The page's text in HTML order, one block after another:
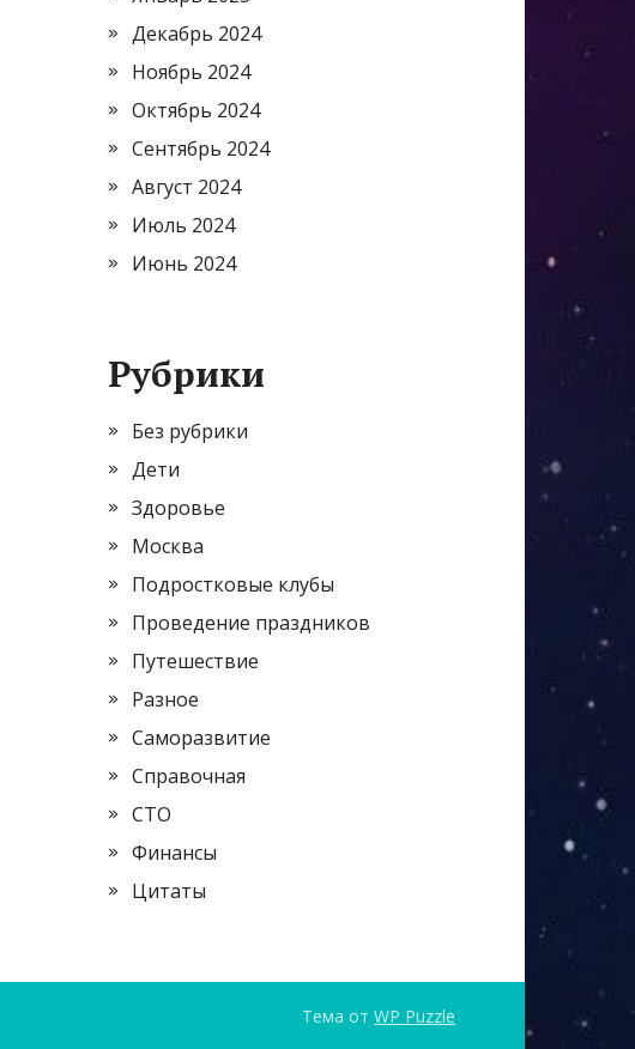
Декабрь 2024
Ноябрь 2024
Октябрь 2024
Сентябрь 2024
Август 2024
Июль 2024
Июнь 2024
Рубрики
Без рубрики
Дети
Здоровье
Москва
Подростковые клубы
Проведение праздников
Путешествие
Разное
Саморазвитие
Справочная
СТО
Финансы
Цитаты
Тема от WP Puzzle